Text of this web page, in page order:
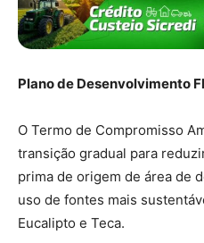
Plano de Desenvolvimento
O Termo de Compromisso
transição gradual para
prima de origem de área de
uso de fontes mais
Eucalipto e Teca.